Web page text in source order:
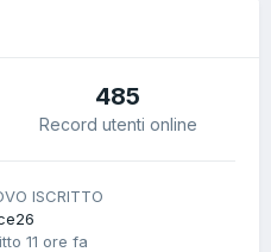
485
Record utenti online
ISCRITTO
11 ore fa